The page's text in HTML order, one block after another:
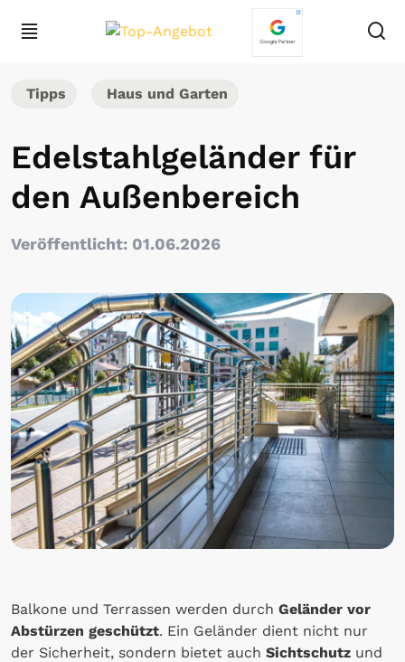
Tipps Haus und Garten
Edelstahlgeländer für
den Außenbereich
Veröffentlicht: 01.06.2026
Balkone und Terrassen werden durch Geländer vor
Abstürzen geschützt. Ein Geländer dient nicht nur
der Sicherheit, sondern bietet auch Sichtschutz und